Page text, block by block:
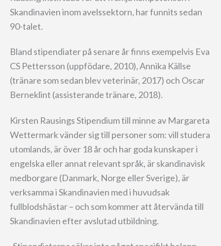
Skandinavien inom avelssektorn, har funnits sedan
90-talet.
Bland stipendiater på senare år finns exempelvis Eva
CS Pettersson (uppfödare, 2010), Annika Källse
(tränare som sedan blev veterinär, 2017) och Oscar
Berneklint (assisterande tränare, 2018).
Kirsten Rausings Stipendium till minne av Margareta
Wettermark vänder sig till personer som: vill studera
utomlands, är över 18 år och har goda kunskaper i
engelska eller annat relevant språk, är skandinavisk
medborgare (Danmark, Norge eller Sverige), är
verksamma i Skandinavien med i huvudsak
fullblodshästar – och som kommer att återvända till
Skandinavien efter avslutad utbildning.